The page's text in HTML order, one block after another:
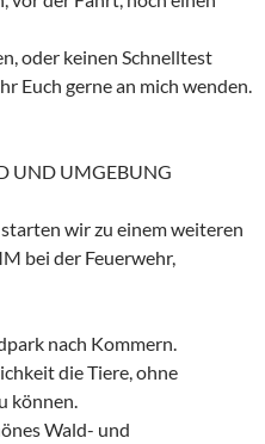
oder keinen Schnelltest
Euch gerne an mich wenden.
UND UMGEBUNG
wir zu einem weiteren
bei der Feuerwehr,
nach Kommern.
die Tiere, ohne
können.
Wald- und